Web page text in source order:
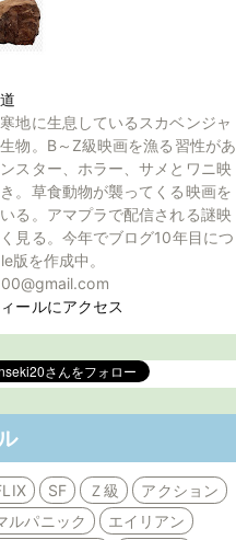
地に生息しているスカベンジャ
物。B～Z級映画を漁る習性があ
スター、ホラー、サメとワニ映
。草食動物が襲ってくる映画を
る。アマプラで配信される謎映
見る。今年でブログ10年目につ
版を作成中。
ールにアクセス
SF Ｚ級
アクション
ルパニック
エイリアン